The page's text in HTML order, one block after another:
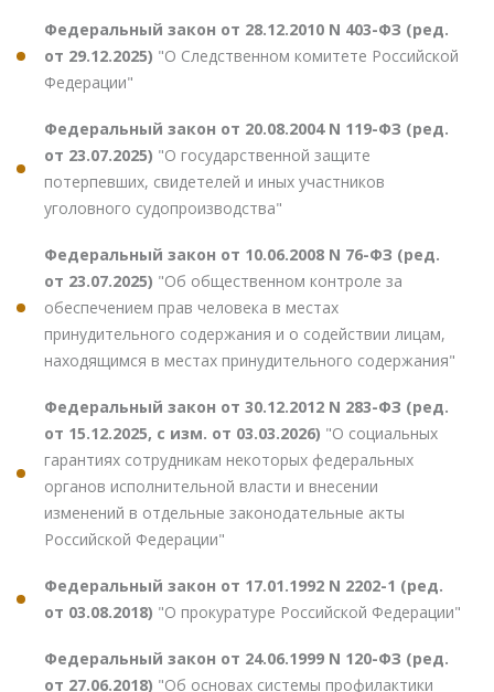
Федеральный закон от 28.12.2010 N 403-ФЗ (ред.
от 29.12.2025) "О Следственном комитете Российской
Федерации"
Федеральный закон от 20.08.2004 N 119-ФЗ (ред.
от 23.07.2025) "О государственной защите
потерпевших, свидетелей и иных участников
уголовного судопроизводства"
Федеральный закон от 10.06.2008 N 76-ФЗ (ред.
от 23.07.2025) "Об общественном контроле за
обеспечением прав человека в местах
принудительного содержания и о содействии лицам,
находящимся в местах принудительного содержания"
Федеральный закон от 30.12.2012 N 283-ФЗ (ред.
от 15.12.2025, с изм. от 03.03.2026) "О социальных
гарантиях сотрудникам некоторых федеральных
органов исполнительной власти и внесении
изменений в отдельные законодательные акты
Российской Федерации"
Федеральный закон от 17.01.1992 N 2202-1 (ред.
от 03.08.2018) "О прокуратуре Российской Федерации"
Федеральный закон от 24.06.1999 N 120-ФЗ (ред.
от 27.06.2018) "Об основах системы профилактики